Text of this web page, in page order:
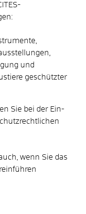
und
geschützter
Sie bei der Ein-
wenn Sie das